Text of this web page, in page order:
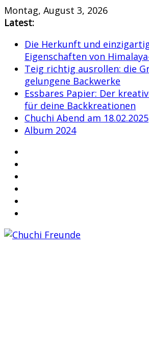
Skip
to
Montag, August 3, 2026
Latest:
Die Herkunft und
Eigenschaften von
Teig richtig ausrollen: die
gelungene Backwerke
Essbares Papier: Der
für deine Backkreationen
Chuchi Abend am 18.02.2025
Album 2024